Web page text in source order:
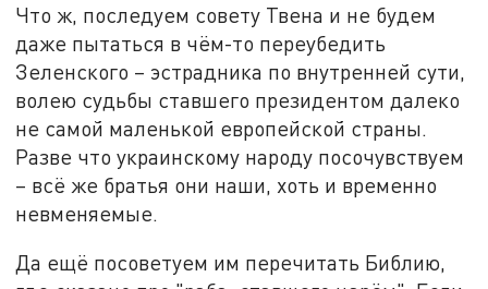
Что ж, последуем совету Твена и не будем
даже пытаться в чём-то переубедить
Зеленского – эстрадника по внутренней сути,
волею судьбы ставшего президентом далеко
не самой маленькой европейской страны.
Разве что украинскому народу посочувствуем
– всё же братья они наши, хоть и временно
невменяемые.
Да ещё посоветуем им перечитать Библию,